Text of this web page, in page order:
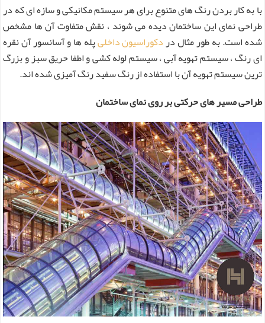
با به کار بردن رنگ های متنوع برای هر سیستم مکانیکی و سازه ای که در
طراحی نمای این ساختمان دیده می شوند ، نقش متفاوت آن ها مشخص
شده است. به طور مثال دردکوراسیون داخلیپله ها و آسانسور آن نقره
ای رنگ ، سیستم تهویه آبی ، سیستم لوله کشی و اطفا حریق سبز و بزرگ
ترین سیستم تهویه آن با استفاده از رنگ سفید رنگ آمیزی شده اند.
طراحی مسیر های حرکتی بر روی نمای ساختمان